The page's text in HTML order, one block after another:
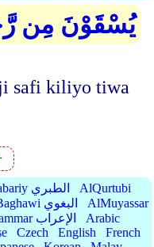
يُسْقَوْنَ مِن
safi kiliyo tiwa
AtTabariy الطبري
AlQurtubi
AlBaghawi البغوي
AlMuyassar
Grammar الإعراب
Arabic
Czech English
French